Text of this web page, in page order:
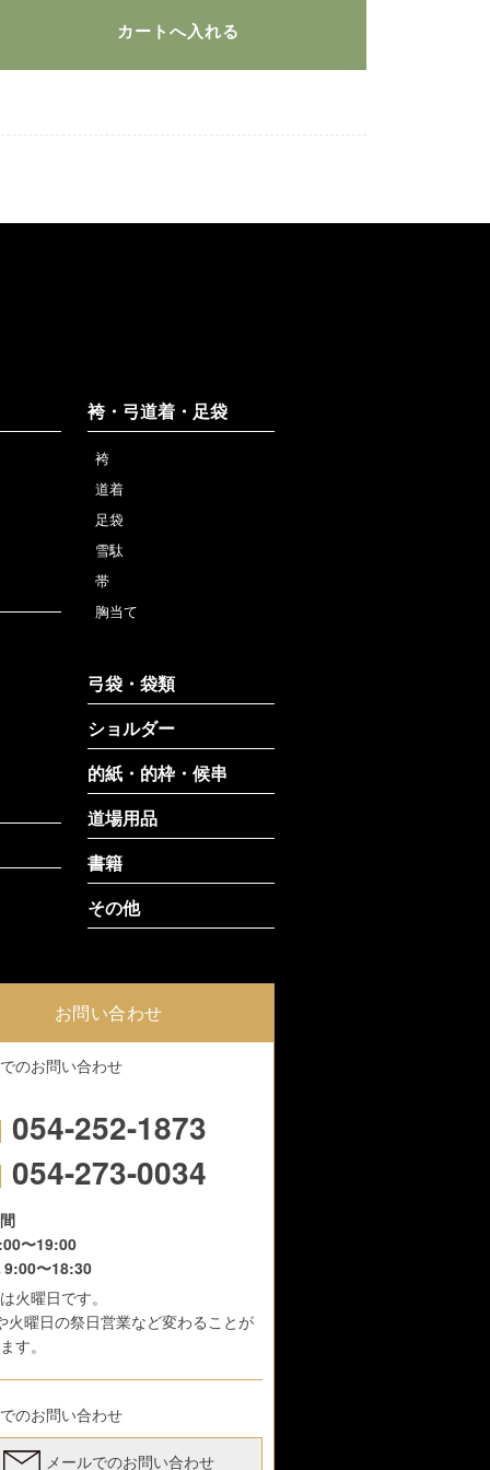
袴・弓道着・足袋
袴
道着
足袋
雪駄
帯
胸当て
弓袋・袋類
ショルダー
的紙・的枠・候串
道場用品
書籍
その他
お問い合わせ
のお問い合わせ
054-252-1873
054-273-0034
〜19:00
9:00〜18:30
火曜日です。
火曜日の祭日営業など変わることが
す。
のお問い合わせ
メールでのお問い合わせ